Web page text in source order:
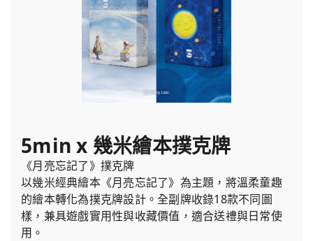
5min x 幾米繪本撲克牌
《月亮忘記了》撲克牌
以幾米經典繪本《月亮忘記了》為主題，將溫柔童趣
的繪本轉化為撲克牌設計。全副牌收錄18款不同圖
樣，兼具遊戲實用性與收藏價值，適合送禮與日常使
用。